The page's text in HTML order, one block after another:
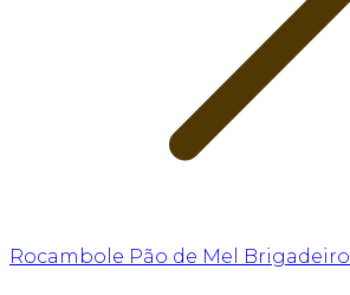
Rocambole Pão de Mel Brigadeiro